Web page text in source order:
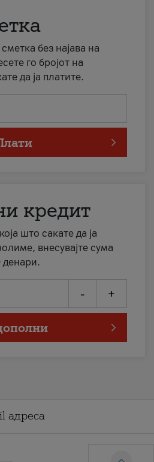
без најава на
го бројот на
да ја платите.
кредит
што сакате да ја
внесувајте сума
денари.
- +